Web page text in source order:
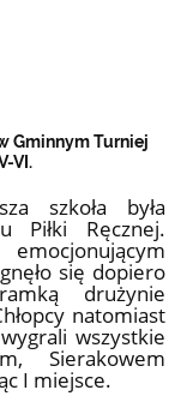
Gminnym Turniej
VI.
szkoła była
Piłki Ręcznej.
się dopiero
drużynie
natomiast
wszystkie
Sierakowem
I miejsce.